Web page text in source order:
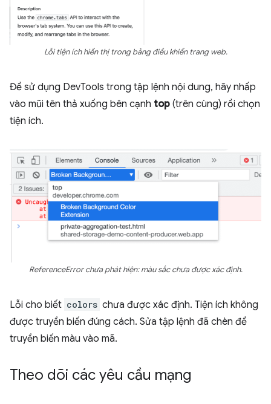
Lỗi tiện ích hiển thị trong bảng điều khiển trang web.
Để sử dụng DevTools trong tập lệnh nội dung, hãy nhấp
vào mũi tên thả xuống bên cạnh top (trên cùng) rồi chọn
tiện ích.
ReferenceError chưa phát hiện: màu sắc chưa được xác định.
Lỗi cho biết colors chưa được xác định. Tiện ích không
được truyền biến đúng cách. Sửa tập lệnh đã chèn để
truyền biến màu vào mã.
Theo dõi các yêu cầu mạng